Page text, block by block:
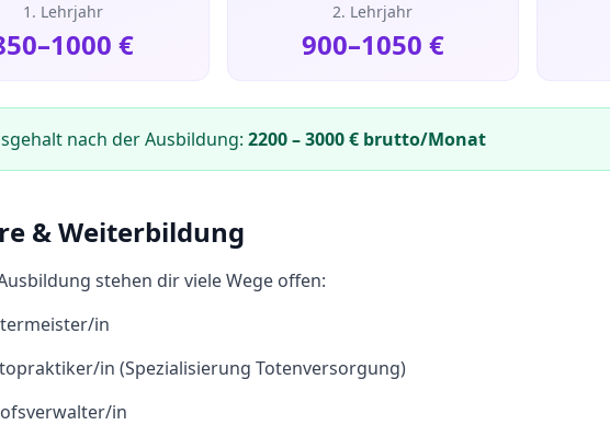
1. Lehrjahr
–1000 €
2. Lehrjahr
900–1050 €
nach der Ausbildung: 2200–3000€ brutto/Monat
& Weiterbildung
stehen dir viele Wege offen:
in
in (Spezialisierung Totenversorgung)
in